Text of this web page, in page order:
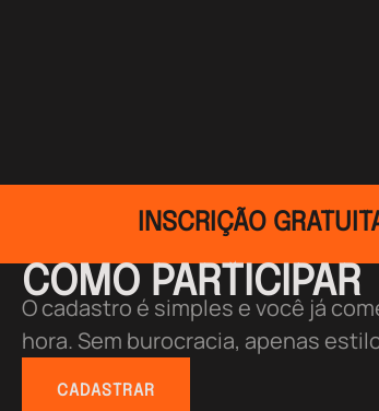
INSCRIÇÃO
COMO PARTICIPAR
O cadastro é simples e você já
hora. Sem burocracia, apenas
CADASTRAR